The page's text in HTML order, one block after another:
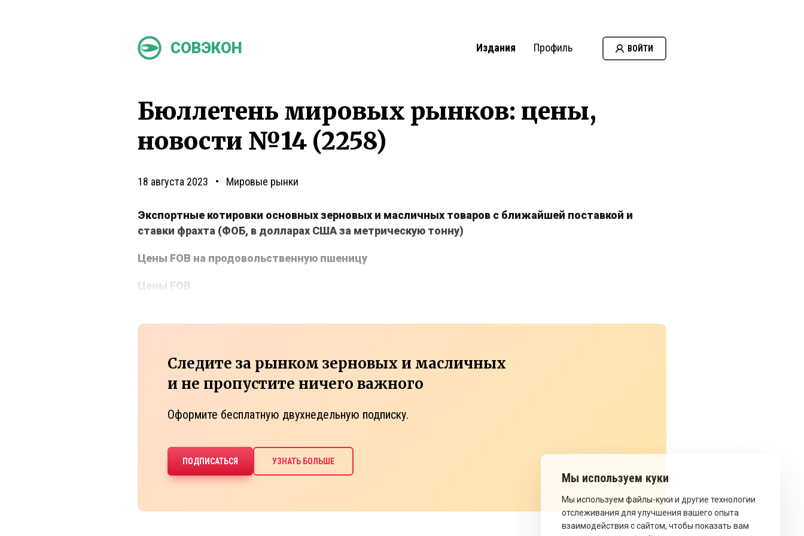
СОВЭКОН Издания Профиль ВОЙТИ
Бюллетень мировых рынков: цены,
новости №14 (2258)
18 августа 2023 Мировые рынки
Экспортные котировки основных зерновых и масличных товаров с ближайшей поставкой и
ставки фрахта (ФОБ, в долларах США за метрическую тонну)
Цены FOB на продовольственную пшеницу
Цены FOB
Следите за рынком зерновых и масличных
и не пропустите ничего важного
Оформите бесплатную двухнедельную подписку.